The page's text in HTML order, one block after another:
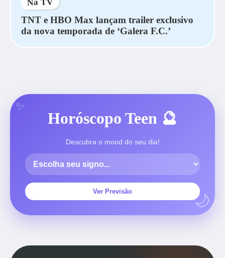
TNT e HBO Max lançam trailer exclusivo
da nova temporada de ‘Galera F.C.’
Horóscopo Teen 🔮
Descubra o mood do seu dia!
Ver Previsão